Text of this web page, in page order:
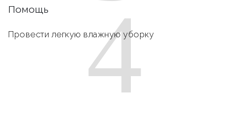
4
Помощь
Провести легкую влажную уборку